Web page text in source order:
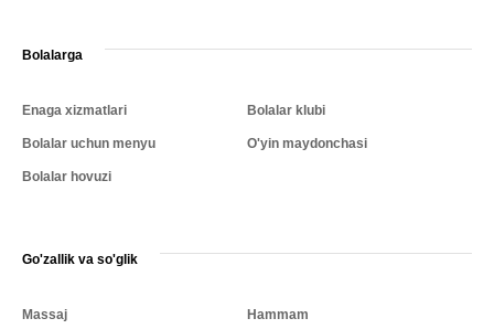
Bolalarga
Enaga xizmatlari
Bolalar uchun menyu
Bolalar hovuzi
Bolalar klubi
O'yin maydonchasi
Go'zallik va so'glik
Massaj Hammam